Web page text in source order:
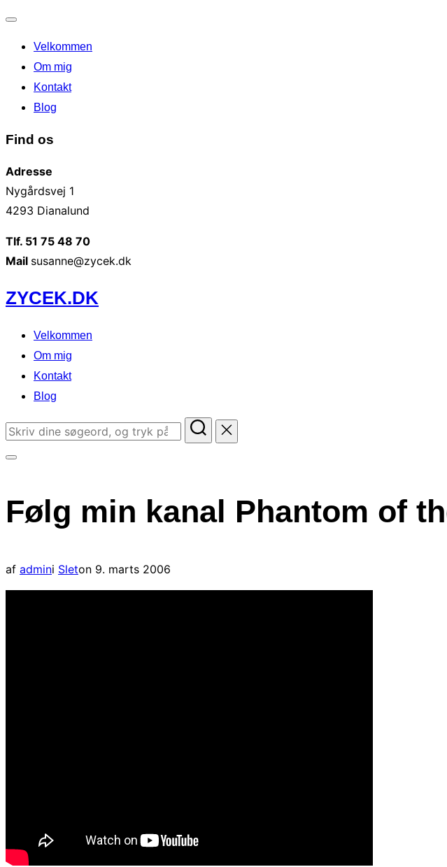
navigation
til/fra
Velkommen
Om mig
Kontakt
Blog
Find os
Adresse
Nygårdsvej 1
4293 Dianalund
Tlf. 51 75 48 70
Mail susanne@zycek.dk
Videre
til
indhold
ZYCEK.DK
Velkommen
Om mig
Kontakt
Blog
Søg
i
sidekolonne
Følg min kanal Phantom of
af admini Sleton Udgivet
d.
9. marts 2006